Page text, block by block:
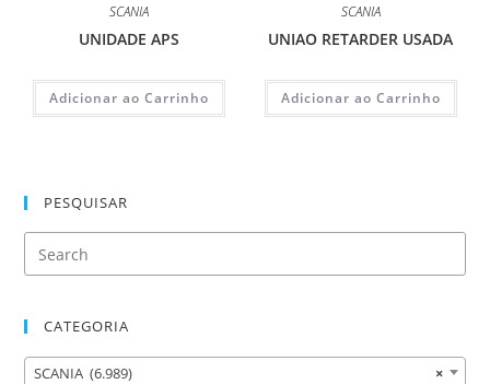
SCANIA
UNIDADE APS
Adicionar ao Carrinho
SCANIA
UNIAO RETARDER USADA
Adicionar ao Carrinho
PESQUISAR
CATEGORIA
×
SCANIA (6.989)